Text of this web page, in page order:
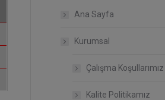
Ana Sayfa
Kurumsal
Çalışma Koşullarımız
Kalite Politikamız